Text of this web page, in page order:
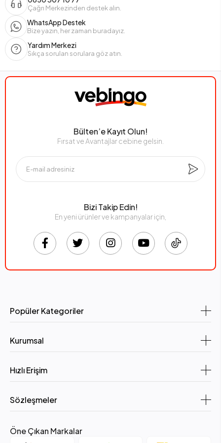
Çağrı Merkezinden destek alın.
WhatsApp Destek
Bize yazın, her zaman buradayız.
Yardım Merkezi
Sıkça sorulan sorulara göz atın.
Bülten’e Kayıt Olun!
Fırsat ve Avantajlar cebine gelsin.
Bizi Takip Edin!
En yeni ürünler ve kampanyalar için,
Popüler Kategoriler
Kurumsal
Hızlı Erişim
Sözleşmeler
Öne Çıkan Markalar